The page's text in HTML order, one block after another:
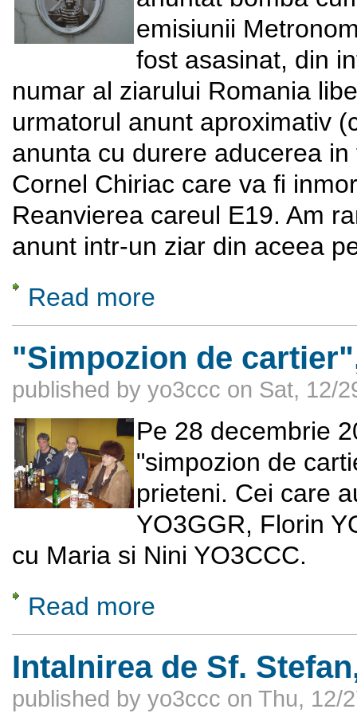
emisiunii
fost asasinat, din
numar al ziarului Romania
urmatorul anunt aproximativ
anunta cu durere aducerea
Cornel Chiriac care va fi
Reanvierea careul E19. Am
anunt intr-un ziar din aceea
Read more
"Simpozion de
published by yo3ccc on Sat, 12/
Pe 28 decembrie
"simpozion de
prieteni. Cei care
YO3GGR, Florin
cu Maria si Nini YO3CCC.
Read more
Intalnirea de Sf.
published by yo3ccc on Thu, 12/